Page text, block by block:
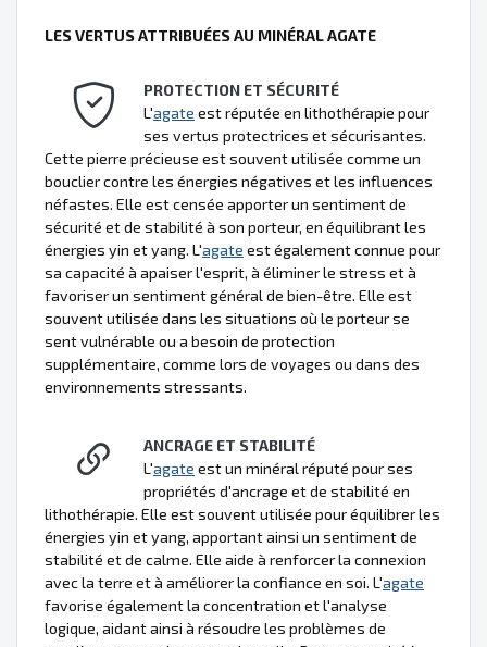
LES VERTUS ATTRIBUÉES AU MINÉRAL AGATE
PROTECTION ET SÉCURITÉ
L'agate est réputée en lithothérapie pour
ses vertus protectrices et sécurisantes.
Cette pierre précieuse est souvent utilisée comme un
bouclier contre les énergies négatives et les influences
néfastes. Elle est censée apporter un sentiment de
sécurité et de stabilité à son porteur, en équilibrant les
énergies yin et yang. L'agate est également connue pour
sa capacité à apaiser l'esprit, à éliminer le stress et à
favoriser un sentiment général de bien-être. Elle est
souvent utilisée dans les situations où le porteur se
sent vulnérable ou a besoin de protection
supplémentaire, comme lors de voyages ou dans des
environnements stressants.
ANCRAGE ET STABILITÉ
L'agate est un minéral réputé pour ses
propriétés d'ancrage et de stabilité en
lithothérapie. Elle est souvent utilisée pour équilibrer les
énergies yin et yang, apportant ainsi un sentiment de
stabilité et de calme. Elle aide à renforcer la connexion
avec la terre et à améliorer la confiance en soi. L'agate
favorise également la concentration et l'analyse
logique, aidant ainsi à résoudre les problèmes de